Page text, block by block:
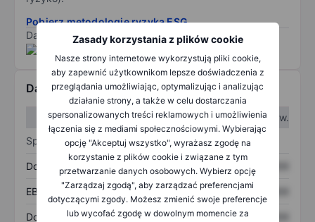
Zasady korzystania z plików cookie
Nasze strony internetowe wykorzystują pliki cookie,
aby zapewnić użytkownikom lepsze doświadczenia z
przeglądania umożliwiając, optymalizując i analizując
działanie strony, a także w celu dostarczania
spersonalizowanych treści reklamowych i umożliwienia
łączenia się z mediami społecznościowymi. Wybierając
opcję "Akceptuj wszystko", wyrażasz zgodę na
korzystanie z plików cookie i związane z tym
przetwarzanie danych osobowych. Wybierz opcję
"Zarządzaj zgodą", aby zarządzać preferencjami
dotyczącymi zgody. Możesz zmienić swoje preferencje
lub wycofać zgodę w dowolnym momencie za
Pobierz metodologię ryzyka ESG.
Dane dostarczone przez
/
Dane finansowe
W I kw.
W II kw.
Sprawozdanie z zysków
Dochód XXXXXXX XXXXXXX
EBITDA XXXXXXX XXXXXXX
Dochód netto XXXXXXX XXXXXXX